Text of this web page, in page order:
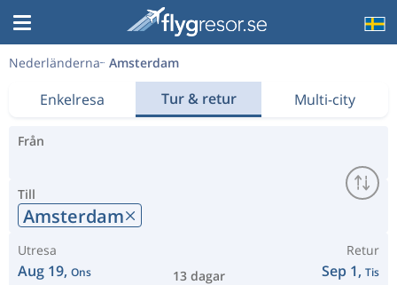
Nederländerna Amsterdam
Enkelresa Tur & retur Multi-city
Från
Till
Amsterdam
Utresa
Aug 19, Ons 13 dagar
Retur
Sep 1, Tis